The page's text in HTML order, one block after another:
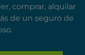
comprar, alquilar
de un seguro de